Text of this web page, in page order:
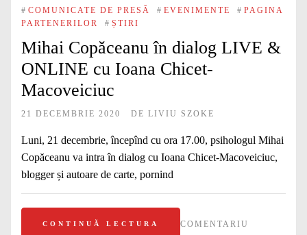
# COMUNICATE DE PRESĂ # EVENIMENTE # PAGINA
PARTENERILOR
# ȘTIRI
Mihai Copăceanu în dialog LIVE &
ONLINE cu Ioana Chicet-
Macoveiciuc
21 DECEMBRIE 2020 DE LIVIU SZOKE
Luni, 21 decembrie, începînd cu ora 17.00, psihologul Mihai
Copăceanu va intra în dialog cu Ioana Chicet-Macoveiciuc,
blogger și autoare de carte, pornind
CONTINUĂ LECTURA COMENTARIU